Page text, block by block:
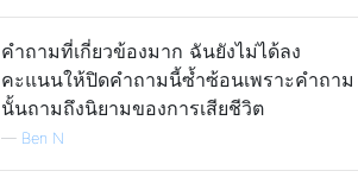
คำถามที่เกี่ยวข้องมาก ฉันยังไม่ได้ลง
คะแนนให้ปิดคำถามนี้ซ้ำซ้อนเพราะคำถาม
นั้นถามถึงนิยามของการเสียชีวิต
— Ben N